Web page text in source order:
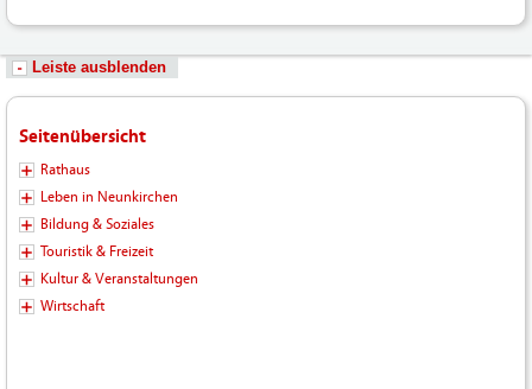
Leiste ausblenden
Seitenübersicht
Rathaus
Leben in Neunkirchen
Bildung & Soziales
Touristik & Freizeit
Kultur & Veranstaltungen
Wirtschaft